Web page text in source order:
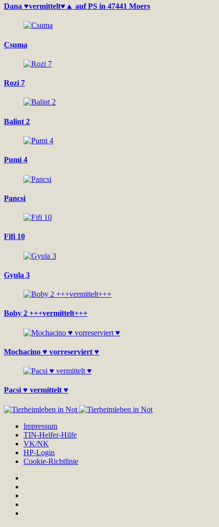
Dana ♥vermittelt♥▲ auf PS in 47441 Moers
Csuma
Rozi 7
Balint 2
Pumi 4
Pancsi
Fifi 10
Gyula 3
Boby 2 +++vermittelt+++
Mochacino ♥ vorreserviert ♥
Pacsi ♥ vermittelt ♥
Impressum
TIN-Helfer-Hilfe
VK/NK
HP-Login
Cookie-Richtlinie